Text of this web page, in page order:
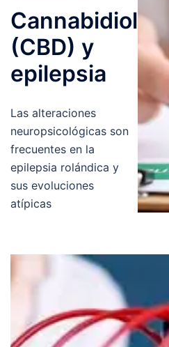
Cannabidiol
(CBD) y
epilepsia​
Las alteraciones
neuropsicológicas son
frecuentes en la
epilepsia rolándica y
sus evoluciones
atípicas